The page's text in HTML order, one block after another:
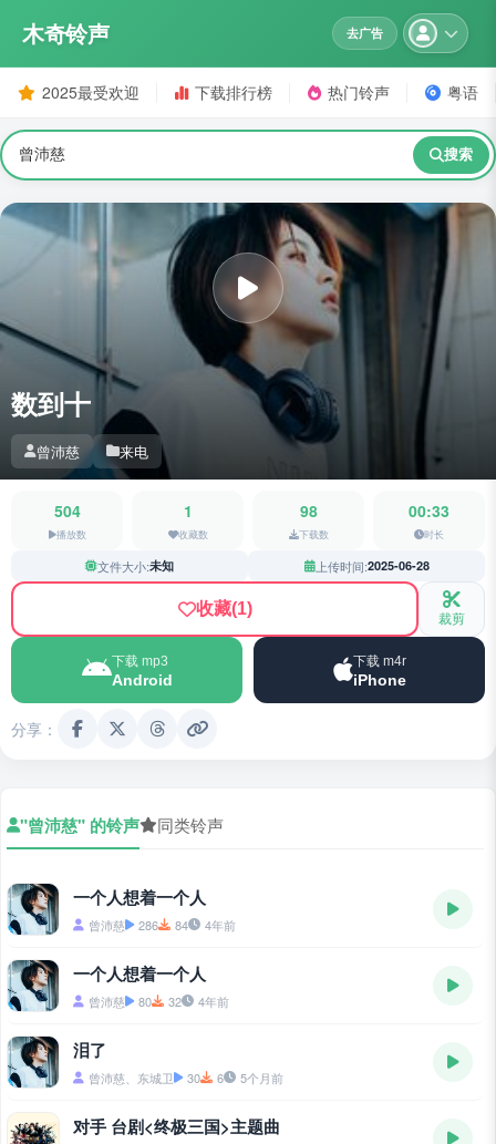
木奇铃声 去广告
2025最受欢迎 下载排行榜 热门铃声 粤语
搜索
数到十
曾沛慈 来电
504
播放数
1
收藏数
98
下载数
00:33
时长
文件大小:未知 上传时间:2025-06-28
收藏(1) 裁剪
下载 mp3
Android
下载 m4r
iPhone
分享：
"曾沛慈" 的铃声 同类铃声
一个人想着一个人
曾沛慈 286 84 4年前
一个人想着一个人
曾沛慈 80 32 4年前
泪了
曾沛慈、东城卫 30 6 5个月前
对手 台剧<终极三国>主题曲